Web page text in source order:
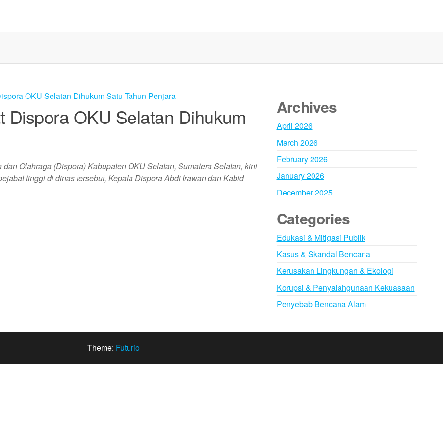
Dispora OKU Selatan Dihukum
Olahraga (Dispora) Kabupaten OKU Selatan, Sumatera Selatan, kini
tinggi di dinas tersebut, Kepala Dispora Abdi Irawan dan Kabid
Archives
April 2026
March 2026
February 2026
January 2026
December 2025
Categories
Edukasi & Mitigasi Publik
Kasus & Skandal Bencana
Kerusakan Lingkungan & Ekologi
Korupsi & Penyalahgunaan Kekuasaan
Penyebab Bencana Alam
Theme: Futurio